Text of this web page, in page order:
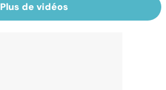
Plus de vidéos